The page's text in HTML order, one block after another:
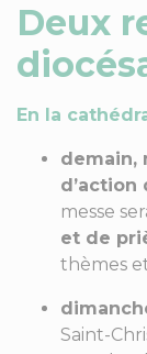
Deux
En la
demain,
d’action
messe
et de
thèmes
Saint-